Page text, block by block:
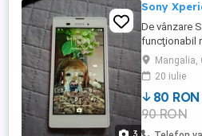
3
Sony
De vânzare
funcţionabil
Mangalia,
20 iulie
80 RON
90 RON